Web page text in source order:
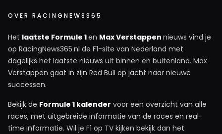
OVER RACINGNEWS365
Het laatste Formule 1en Max Verstappen nieuws vind je
op RacingNews365.nl de F1-site van Nederland met
dagelijks het laatste nieuws uit binnen en buitenland. Max
Verstappen gaat in zijn Red Bull op jacht naar nieuwe
successen.
Bekijk de Formule 1 kalender voor een overzicht van alle
races, met uitgebreide informatie van de races en real-
time informatie. Wil je F1 op TV kijken bekijk dan het